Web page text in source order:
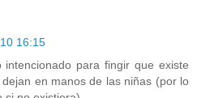
16:15
para fingir que existe
en manos de las niñas (por lo